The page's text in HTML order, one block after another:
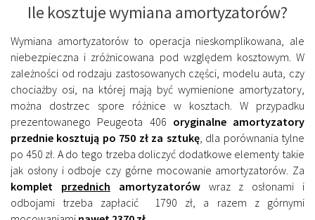
Ile kosztuje wymiana amortyzatorów?
Wymiana amortyzatorów to operacja nieskomplikowana, ale
niebezpieczna i zróżnicowana pod względem kosztowym. W
zależności od rodzaju zastosowanych części, modelu auta, czy
chociażby osi, na której mają być wymienione amortyzatory,
można dostrzec spore różnice w kosztach. W przypadku
prezentowanego Peugeota 406 oryginalne amortyzatory
przednie kosztują po 750 zł za sztukę, dla porównania tylne
po 450 zł. A do tego trzeba doliczyć dodatkowe elementy takie
jak osłony i odboje czy górne mocowanie amortyzatorów. Za
komplet przednich amortyzatorówwraz z osłonami i
odbojami trzeba zapłacić 1790 zł, a razem z górnymi